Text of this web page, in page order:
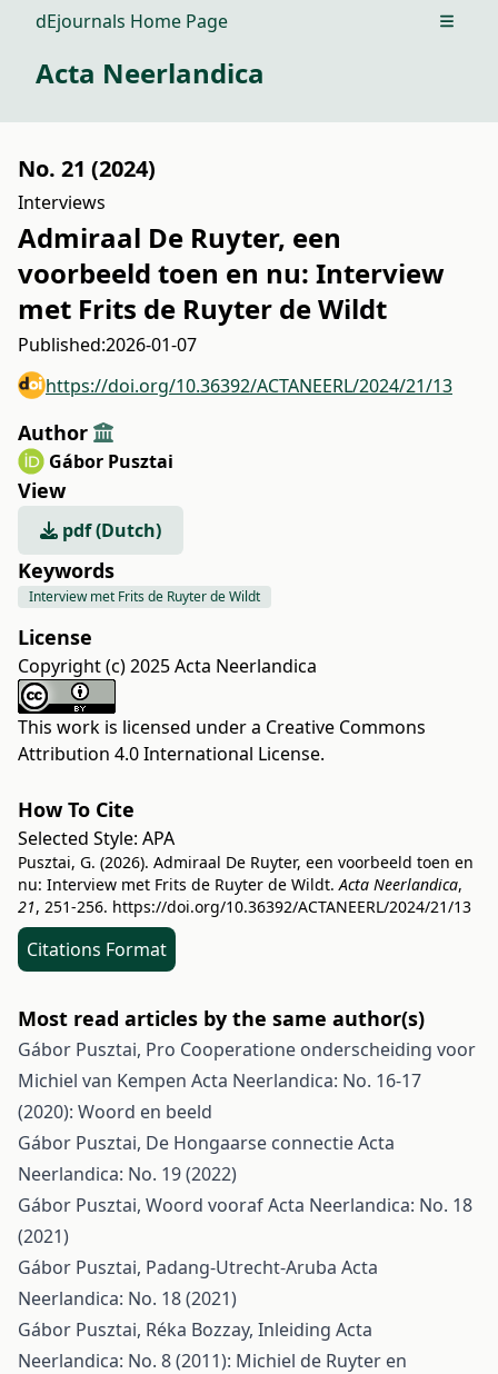
dEjournals Home Page Open
Acta Neerlandica
No. 21 (2024)
Interviews
Admiraal De Ruyter, een
voorbeeld toen en nu: Interview
met Frits de Ruyter de Wildt
Published:2026-01-07
https://doi.org/10.36392/ACTANEERL/2024/21/13
Author
Gábor Pusztai
View
pdf (Dutch)
Keywords
Interview met Frits de Ruyter de Wildt
License
Copyright (c) 2025 Acta Neerlandica
This work is licensed under a Creative Commons
Attribution 4.0 International License.
How To Cite
Selected Style: APA
Pusztai, G. (2026). Admiraal De Ruyter, een voorbeeld toen en
nu: Interview met Frits de Ruyter de Wildt.Acta Neerlandica,
21, 251-256. https://doi.org/10.36392/ACTANEERL/2024/21/13
Citations Format
Most read articles by the same author(s)
Gábor Pusztai, Pro Cooperatione onderscheiding voor
Michiel van Kempen Acta Neerlandica: No. 16-17
(2020): Woord en beeld
Gábor Pusztai, De Hongaarse connectieActa
Neerlandica: No. 19 (2022)
Gábor Pusztai, Woord voorafActa Neerlandica: No. 18
(2021)
Gábor Pusztai, Padang-Utrecht-Aruba Acta
Neerlandica: No. 18 (2021)
Gábor Pusztai, Réka Bozzay, Inleiding Acta
Neerlandica: No. 8 (2011): Michiel de Ruyter en